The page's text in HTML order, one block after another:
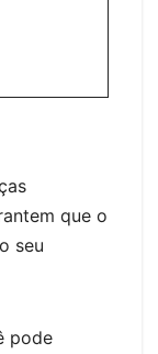
que o
seu
pode